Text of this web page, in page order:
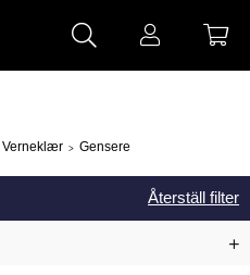
Verneklær > Gensere
Återställ filter